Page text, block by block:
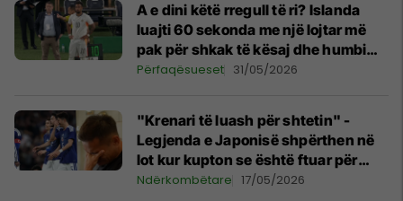
A e dini këtë rregull të ri? Islanda
luajti 60 sekonda me një lojtar më
pak për shkak të kësaj dhe humbi
ndeshjen
Përfaqësueset 31/05/2026
"Krenari të luash për shtetin" -
Legjenda e Japonisë shpërthen në
lot kur kupton se është ftuar për
Kampionatin Botërorë
Ndërkombëtare 17/05/2026